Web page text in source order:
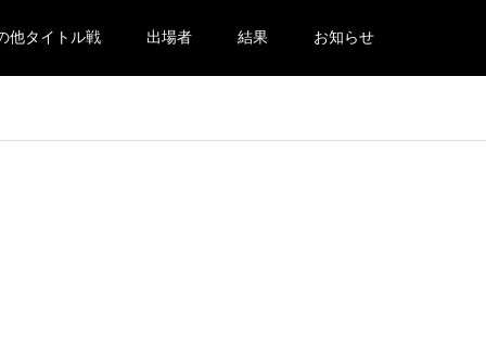
他タイトル戦 出場者 結果 お知らせ